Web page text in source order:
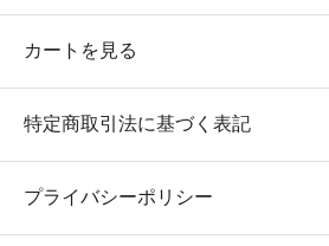
カートを見る
特定商取引法に基づく表記
プライバシーポリシー